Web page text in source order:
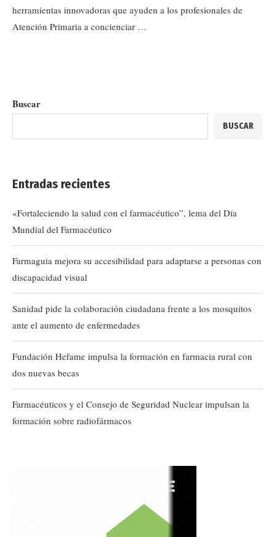
herramientas innovadoras que ayuden a los profesionales de
Atención Primaria a concienciar …
Buscar
BUSCAR
Entradas recientes
«Fortaleciendo la salud con el farmacéutico”, lema del Día
Mundial del Farmacéutico
Farmaguia mejora su accesibilidad para adaptarse a personas con
discapacidad visual
Sanidad pide la colaboración ciudadana frente a los mosquitos
ante el aumento de enfermedades
Fundación Hefame impulsa la formación en farmacia rural con
dos nuevas becas
Farmacéuticos y el Consejo de Seguridad Nuclear impulsan la
formación sobre radiofármacos